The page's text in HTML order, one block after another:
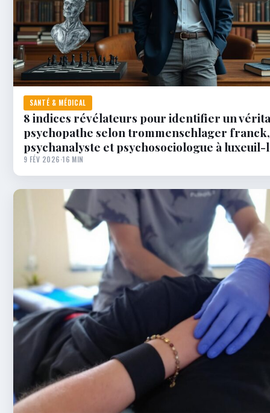
SANTÉ & MÉDICAL
8 indices révélateurs pour identifier un
psychopathe selon trommenschlager franck,
psychanalyste et psychosociologue à
9 FÉV 2026·16 MIN